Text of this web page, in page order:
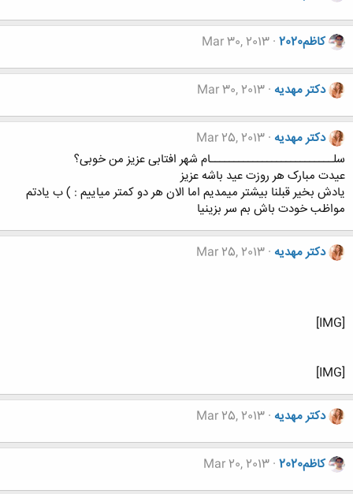
کاظم2020 Mar 30, 2013
دکتر مهدیه Mar 30, 2013
دکتر مهدیه Mar 25, 2013
سلــــــــــــــــــــــــــام شهر افتابی عزیز من خوبی؟
عیدت مبارک هر روزت عید باشه عزیز
یادش بخیر قبلنا بیشتر میمدیم اما الان هر دو کمتر میاییم : ) ب یادتم
مواظب خودت باش بم سر بزینیا
دکتر مهدیه Mar 25, 2013
[IMG]
[IMG]
دکتر مهدیه Mar 25, 2013
کاظم2020 Mar 20, 2013